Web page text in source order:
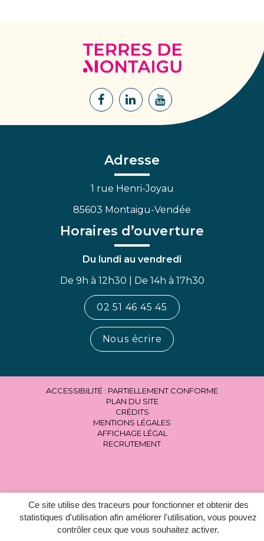
Ce site utilise des traceurs pour fonctionner et obtenir des
statistiques d'utilisation afin améliorer l'utilisation, vous pouvez
contrôler ceux que vous souhaitez activer.
Terres
de
Montaigu
Lien
Facebook
Lien
Lien
Adresse
1 rue Henri-Joyau
85603 Montaigu-Vendée
Horaires d’ouverture
Du lundi au vendredi
De 9h à 12h30 | De 14h à 17h30
02 51 46 45 45
Nous écrire
ACCESSIBILITÉ : PARTIELLEMENT CONFORME
PLAN DU SITE
CRÉDITS
MENTIONS LÉGALES
AFFICHAGE LÉGAL
RECRUTEMENT